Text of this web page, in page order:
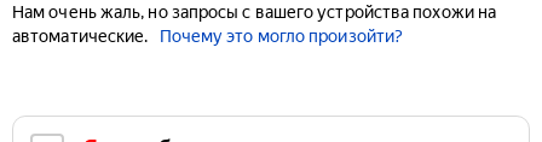
Нам очень жаль, но запросы с вашего устройства похожи на
автоматические.
Почему это могло произойти?